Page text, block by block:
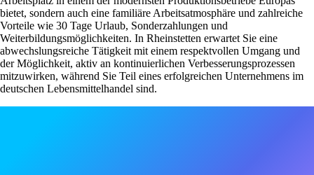
bietet, sondern auch eine familiäre Arbeitsatmosphäre und zahlreiche
Vorteile wie 30 Tage Urlaub, Sonderzahlungen und
Weiterbildungsmöglichkeiten. In Rheinstetten erwartet Sie eine
abwechslungsreiche Tätigkeit mit einem respektvollen Umgang und
der Möglichkeit, aktiv an kontinuierlichen Verbesserungsprozessen
mitzuwirken, während Sie Teil eines erfolgreichen Unternehmens im
deutschen Lebensmittelhandel sind.